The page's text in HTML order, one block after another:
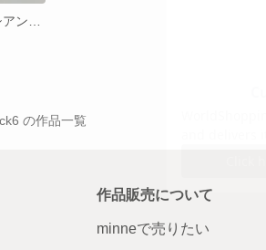
の作品一覧
作品販売について
minneで売りたい